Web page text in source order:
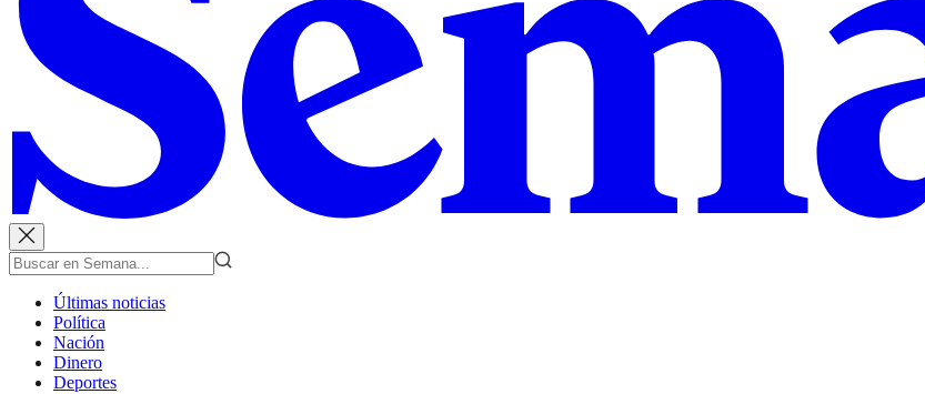
Últimas noticias
Política
Nación
Dinero
Deportes